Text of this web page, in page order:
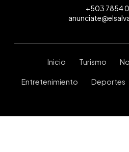
+503 7854
Inicio Turismo
Entretenimiento Deportes